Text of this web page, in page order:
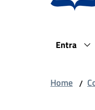
Entra
Home /